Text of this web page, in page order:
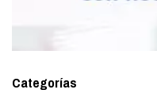
Categorías